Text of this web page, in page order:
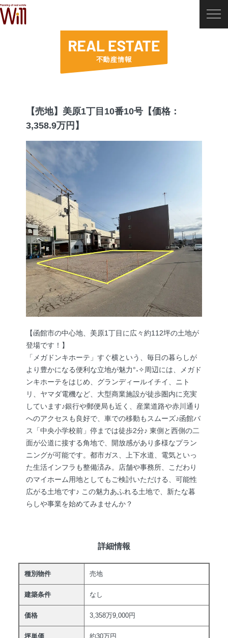
【売地】美原1丁目10番10号【価格：
3,358.9万円】
【函館市の中心地、美原1丁目に広々約112坪の土地が
登場です！】
「メガドンキホーテ」すぐ横という、毎日の暮らしが
より豊かになる便利な立地が魅力°˖✧周辺には、メガド
ンキホーテをはじめ、グランディールイチイ、ニト
リ、ヤマダ電機など、大型商業施設が徒歩圏内に充実
しています♪銀行や郵便局も近く、産業道路や赤川通り
へのアクセスも良好で、車での移動もスムーズ♪函館バ
ス「中央小学校前」停までは徒歩2分♪ 東側と西側の二
面が公道に接する角地で、開放感があり多様なプラン
ニングが可能です。都市ガス、上下水道、電気といっ
た生活インフラも整備済み。店舗や事務所、こだわり
のマイホーム用地としてもご検討いただける、可能性
広がる土地です♪ この魅力あふれる土地で、新たな暮
らしや事業を始めてみませんか？
詳細情報
種別物件 売地
建築条件 なし
価格 3,358万9,000円
坪単価 約30万円